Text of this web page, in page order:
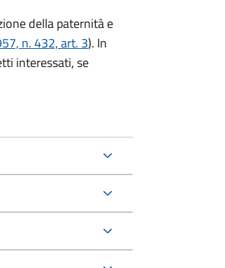
della paternità e
n. 432, art. 3). In
interessati, se